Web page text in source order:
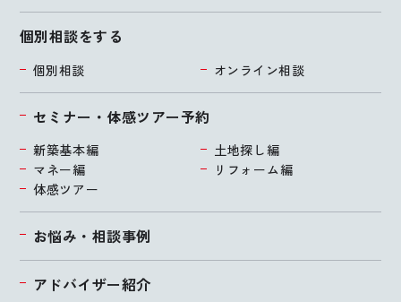
お悩み・相談事例
アドバイザー紹介
個別相談をする
個別相談 オンライン相談
セミナー・体感ツアー予約
新築基本編
土地探し編
マネー編
リフォーム編
体感ツアー